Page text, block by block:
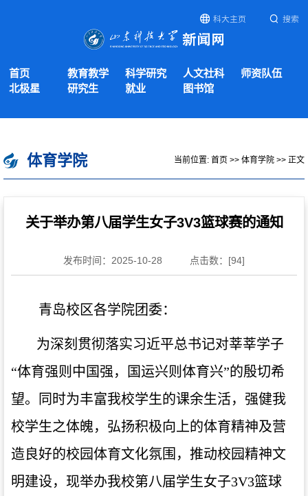
科大主页 搜索
首页 教育教学 科学研究 人文社科
师资队伍
北极星
研究生 就业 图书馆
体育学院 当前位置: 首页 >> 体育学院 >> 正文
关于举办第八届学生女子3V3篮球赛的通知
发布时间：2025-10-28 点击数：[94]
青岛校区各学院团委：
为深刻贯彻落实习近平总书记对莘莘学子
“体育强则中国强，国运兴则体育兴”的殷切希
望。同时为丰富我校学生的课余生活，强健我
校学生之体魄，弘扬积极向上的体育精神及营
造良好的校园体育文化氛围，推动校园精神文
明建设，现举办我校第八届学生女子3V3篮球